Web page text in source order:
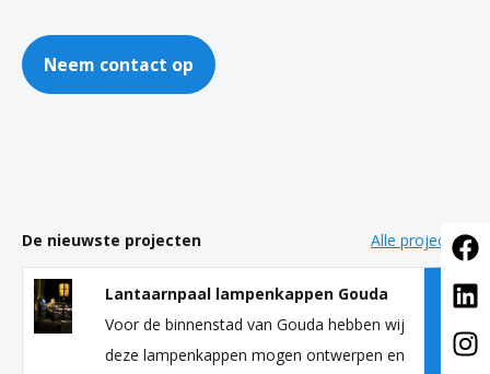
Neem contact op
De nieuwste projecten Alle projecten
Lantaarnpaal lampenkappen Gouda
Voor de binnenstad van Gouda hebben wij
deze lampenkappen mogen ontwerpen en